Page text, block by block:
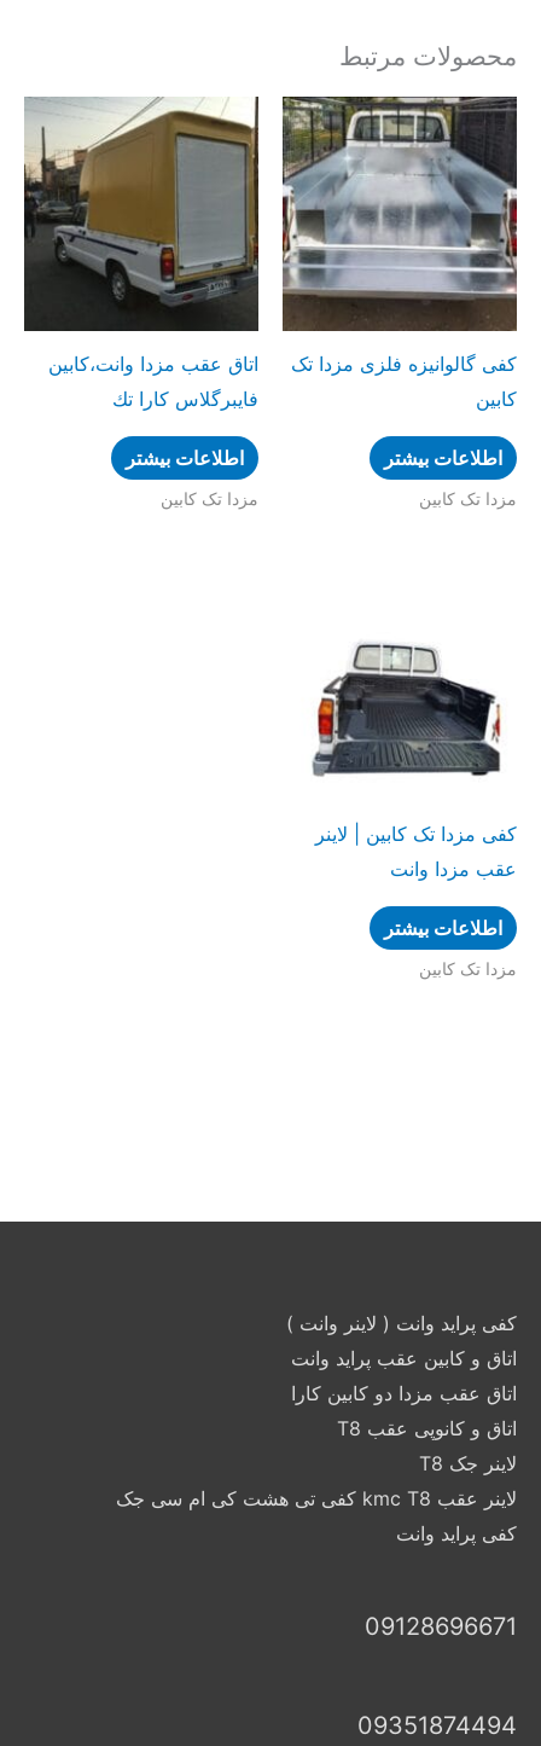
محصولات مرتبط
کفی گالوانیزه فلزی مزدا تک
کابین
اطلاعات بیشتر
مزدا تک کابین
اتاق عقب مزدا وانت،کابین
فایبرگلاس کارا تك
اطلاعات بیشتر
مزدا تک کابین
کفی مزدا تک کابین | لاینر
عقب مزدا وانت
اطلاعات بیشتر
مزدا تک کابین
کفی پراید وانت ( لاینر وانت )
اتاق و کابین عقب پراید وانت
اتاق عقب مزدا دو کابین کارا
اتاق و کانوپی عقب T8
لاینر جک T8
لاینر عقب kmc T8 کفی تی هشت کی ام سی جک
کفی پراید وانت
09128696671
09351874494